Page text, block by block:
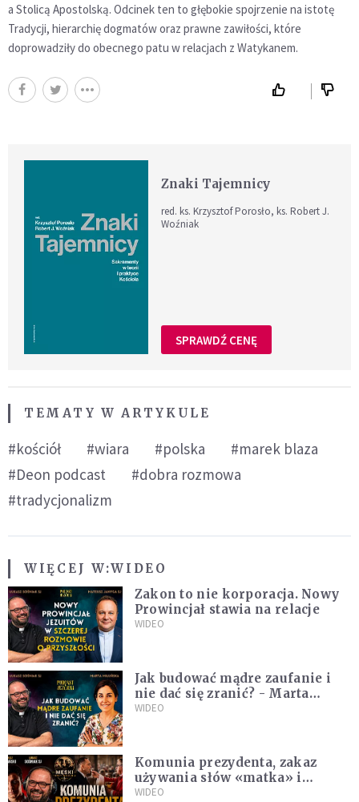
a Stolicą Apostolską. Odcinek ten to głębokie spojrzenie na istotę
Tradycji, hierarchię dogmatów oraz prawne zawiłości, które
doprowadziły do obecnego patu w relacjach z Watykanem.
Znaki Tajemnicy
red. ks. Krzysztof Porosło, ks. Robert J.
Woźniak
SPRAWDŹ CENĘ
TEMATY W ARTYKULE
#kościół #wiara #polska
#marek blaza
#Deon podcast
#dobra rozmowa
#tradycjonalizm
WIĘCEJ W:WIDEO
Zakon to nie korporacja. Nowy
Prowincjał stawia na relacje
WIDEO
Jak budować mądre zaufanie i
nie dać się zranić? - Marta
Miłuńska
WIDEO
Komunia prezydenta, zakaz
używania słów «matka» i
«ojciec», krytyka Dziesięciu
WIDEO